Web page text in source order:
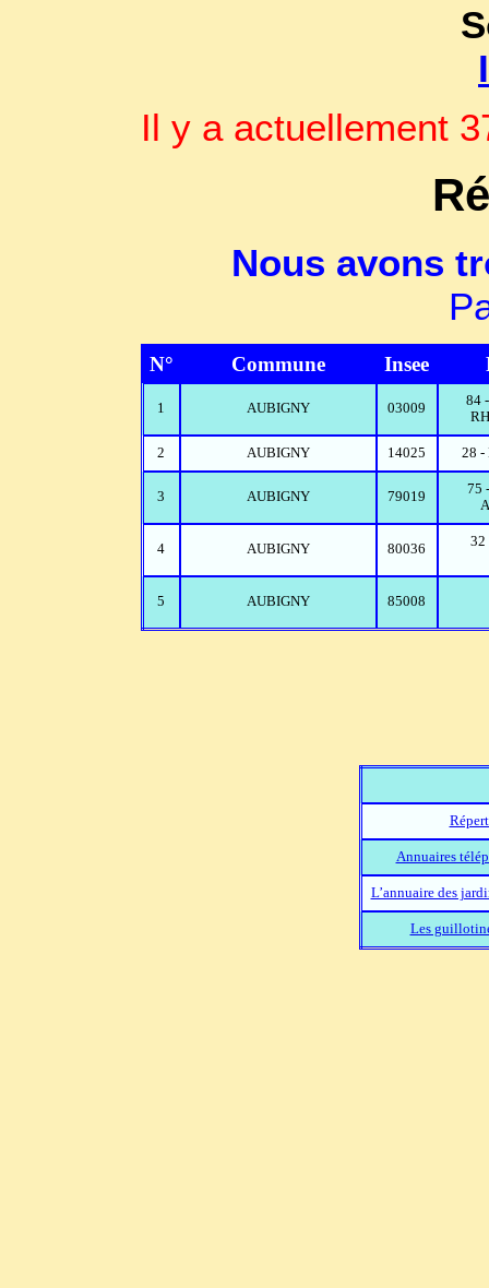
Il y a actuellement
Nous avons
N° Commune Insee
1 AUBIGNY 03009
84
2 AUBIGNY 14025 28 -
3 AUBIGNY 79019
75
4 AUBIGNY 80036 32
5 AUBIGNY 85008
Annuaires
L’annuaire des
Les